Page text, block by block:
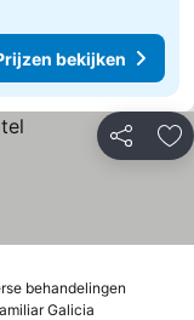
bekijken
Delen
behandelingen
Galicia